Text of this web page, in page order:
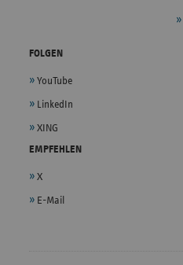
FOLGEN
YouTube
LinkedIn
XING
EMPFEHLEN
X
E-Mail